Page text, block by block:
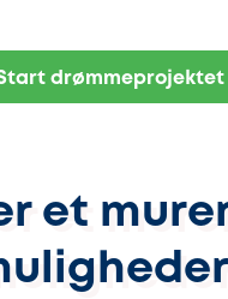
drømmeprojektet
et